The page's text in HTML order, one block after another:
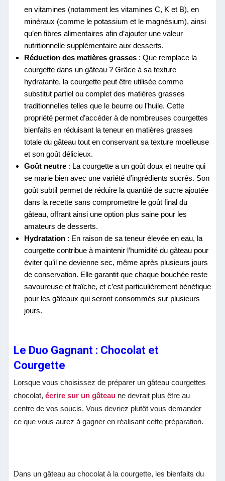
en vitamines (notamment les vitamines C, K et B), en
minéraux (comme le potassium et le magnésium), ainsi
qu’en fibres alimentaires afin d’ajouter une valeur
nutritionnelle supplémentaire aux desserts.
Réduction des matières grasses : Que remplace la
courgette dans un gâteau ? Grâce à sa texture
hydratante, la courgette peut être utilisée comme
substitut partiel ou complet des matières grasses
traditionnelles telles que le beurre ou l’huile. Cette
propriété permet d’accéder à de nombreuses courgettes
bienfaits en réduisant la teneur en matières grasses
totale du gâteau tout en conservant sa texture moelleuse
et son goût délicieux.
Goût neutre : La courgette a un goût doux et neutre qui
se marie bien avec une variété d’ingrédients sucrés. Son
goût subtil permet de réduire la quantité de sucre ajoutée
dans la recette sans compromettre le goût final du
gâteau, offrant ainsi une option plus saine pour les
amateurs de desserts.
Hydratation : En raison de sa teneur élevée en eau, la
courgette contribue à maintenir l’humidité du gâteau pour
éviter qu’il ne devienne sec, même après plusieurs jours
de conservation. Elle garantit que chaque bouchée reste
savoureuse et fraîche, et c’est particulièrement bénéfique
pour les gâteaux qui seront consommés sur plusieurs
jours.
Le Duo Gagnant : Chocolat et
Courgette
Lorsque vous choisissez de préparer un gâteau courgettes
chocolat, écrire sur un gâteau ne devrait plus être au
centre de vos soucis. Vous devriez plutôt vous demander
ce que vous aurez à gagner en réalisant cette préparation.
Dans un gâteau au chocolat à la courgette, les bienfaits du